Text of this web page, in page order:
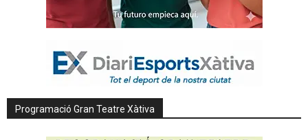
Programació Gran Teatre Xàtiva